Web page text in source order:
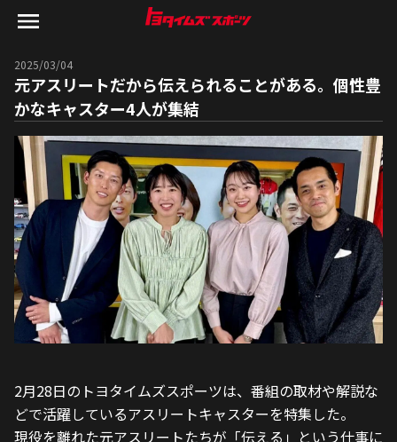
2025/03/04
元アスリートだから伝えられることがある。個性豊
かなキャスター4人が集結
2月28日のトヨタイムズスポーツは、番組の取材や解説な
どで活躍しているアスリートキャスターを特集した。
現役を離れた元アスリートたちが「伝える」という仕事に